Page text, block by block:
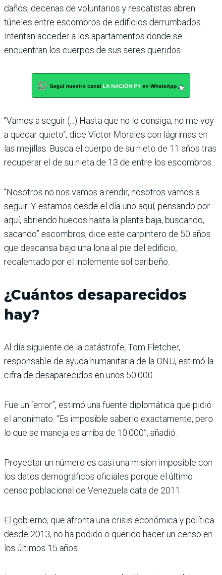
daños, decenas de voluntarios y rescatistas abren
túneles entre escombros de edificios derrumbados.
Intentan acceder a los apartamentos donde se
encuentran los cuerpos de sus seres queridos.
“Vamos a seguir (...) Hasta que no lo consiga, no me voy
a quedar quieto”, dice Víctor Morales con lágrimas en
las mejillas. Busca el cuerpo de su nieto de 11 años tras
recuperar el de su nieta de 13 de entre los escombros.
“Nosotros no nos vamos a rendir, nosotros vamos a
seguir. Y estamos desde el día uno aquí, pensando por
aquí, abriendo huecos hasta la planta baja, buscando,
sacando” escombros, dice este carpintero de 50 años
que descansa bajo una lona al pie del edificio,
recalentado por el inclemente sol caribeño.
¿Cuántos desaparecidos
hay?
Al día siguiente de la catástrofe, Tom Fletcher,
responsable de ayuda humanitaria de la ONU, estimó la
cifra de desaparecidos en unos 50.000.
Fue un “error”, estimó una fuente diplomática que pidió
el anonimato. “Es imposible saberlo exactamente, pero
lo que se maneja es arriba de 10.000”, añadió.
Proyectar un número es casi una misión imposible con
los datos demográficos oficiales porque el último
censo poblacional de Venezuela data de 2011.
El gobierno, que afronta una crisis económica y política
desde 2013, no ha podido o querido hacer un censo en
los últimos 15 años.